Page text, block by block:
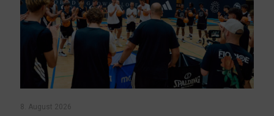
8. August 2026